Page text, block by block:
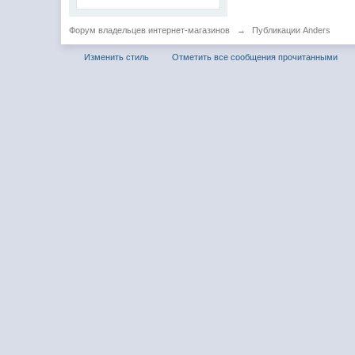
Форум владельцев интернет-магазинов → Публикации Anders
Изменить стиль Отметить все сообщения прочитанными